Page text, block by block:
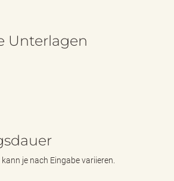
Unterlagen
je nach Eingabe variieren.